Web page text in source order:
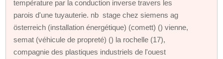
température par la conduction inverse travers les
parois d'une tuyauterie. nb stage chez siemens ag
österreich (installation énergétique) (comett) () vienne,
semat (véhicule de propreté) () la rochelle (17),
compagnie des plastiques industriels de l'ouest